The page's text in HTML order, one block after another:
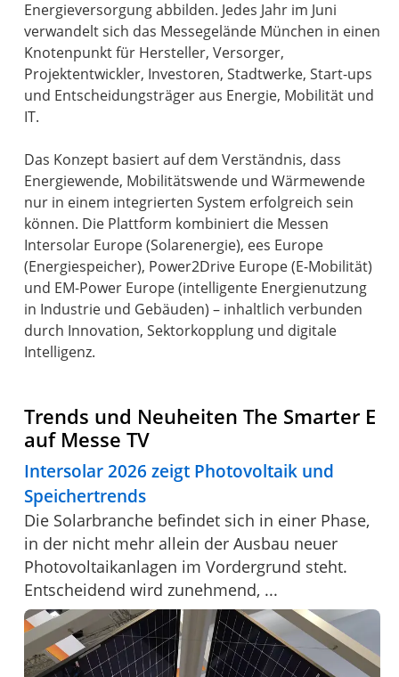
Energieversorgung abbilden. Jedes Jahr im Juni
verwandelt sich das Messegelände München in einen
Knotenpunkt für Hersteller, Versorger,
Projektentwickler, Investoren, Stadtwerke, Start-ups
und Entscheidungsträger aus Energie, Mobilität und
IT.
Das Konzept basiert auf dem Verständnis, dass
Energiewende, Mobilitätswende und Wärmewende
nur in einem integrierten System erfolgreich sein
können. Die Plattform kombiniert die Messen
Intersolar Europe (Solarenergie), ees Europe
(Energiespeicher), Power2Drive Europe (E-Mobilität)
und EM-Power Europe (intelligente Energienutzung
in Industrie und Gebäuden) – inhaltlich verbunden
durch Innovation, Sektorkopplung und digitale
Intelligenz.
Trends und Neuheiten The Smarter E
auf Messe TV
Intersolar 2026 zeigt Photovoltaik und
Speichertrends
Die Solarbranche befindet sich in einer Phase,
in der nicht mehr allein der Ausbau neuer
Photovoltaikanlagen im Vordergrund steht.
Entscheidend wird zunehmend, ...